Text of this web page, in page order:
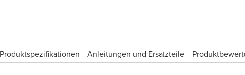
Produktspezifikationen Anleitungen und Ersatzteile